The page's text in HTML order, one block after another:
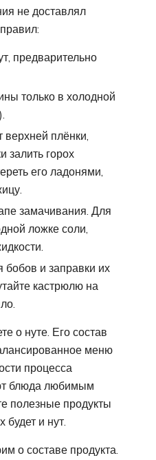
не доставлял
предварительно
только в холодной
верхней плёнки,
залить горох
его ладонями,
замачивания. Для
ложке соли,
и заправки их
кастрюлю на
о нуте. Его состав
меню
процесса
блюда любимым
полезные продукты
будет и нут.
о составе продукта.